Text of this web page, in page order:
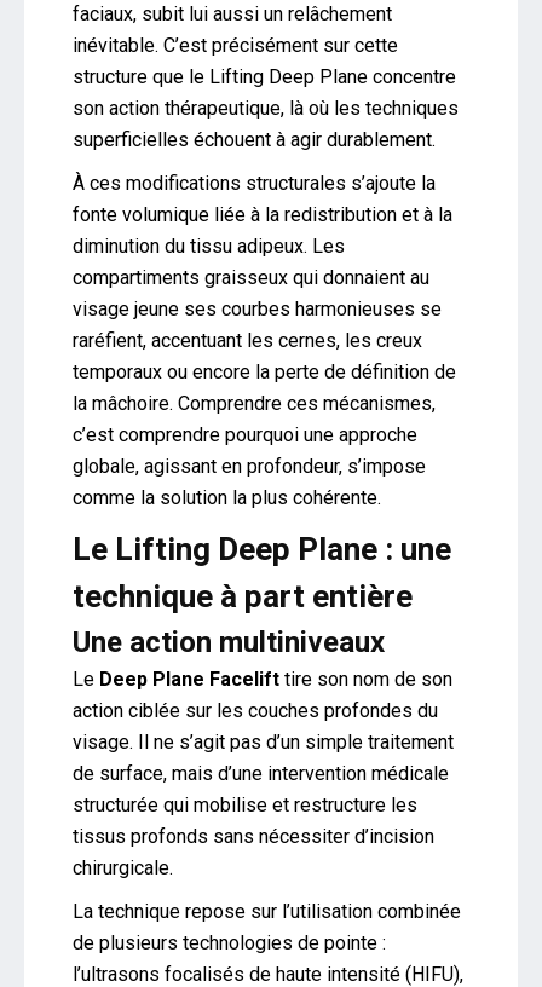
faciaux, subit lui aussi un relâchement
inévitable. C’est précisément sur cette
structure que le Lifting Deep Plane concentre
son action thérapeutique, là où les techniques
superficielles échouent à agir durablement.
À ces modifications structurales s’ajoute la
fonte volumique liée à la redistribution et à la
diminution du tissu adipeux. Les
compartiments graisseux qui donnaient au
visage jeune ses courbes harmonieuses se
raréfient, accentuant les cernes, les creux
temporaux ou encore la perte de définition de
la mâchoire. Comprendre ces mécanismes,
c’est comprendre pourquoi une approche
globale, agissant en profondeur, s’impose
comme la solution la plus cohérente.
Le Lifting Deep Plane : une
technique à part entière
Une action multiniveaux
Le Deep Plane Facelift tire son nom de son
action ciblée sur les couches profondes du
visage. Il ne s’agit pas d’un simple traitement
de surface, mais d’une intervention médicale
structurée qui mobilise et restructure les
tissus profonds sans nécessiter d’incision
chirurgicale.
La technique repose sur l’utilisation combinée
de plusieurs technologies de pointe :
l’ultrasons focalisés de haute intensité (HIFU),